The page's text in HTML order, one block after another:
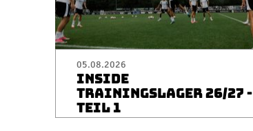
05.08.2026
INSIDE
TRAININGSLAGER 26/27 -
TEIL 1